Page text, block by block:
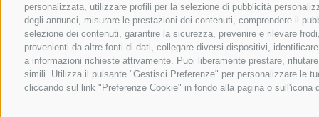
personalizzata, utilizzare profili per la selezione di pubblicità
degli annunci, misurare le prestazioni dei contenuti, comprendere il
selezione dei contenuti, garantire la sicurezza, prevenire e rilevare
provenienti da altre fonti di dati, collegare diversi dispositivi,
a informazioni richieste attivamente. Puoi liberamente prestare,
simili. Utilizza il pulsante "Gestisci Preferenze" per personalizzare le
cliccando sul link "Preferenze Cookie" in fondo alla pagina o
Val di Vizze
Val Racines
Val Ridanna
Val Giovo
Vacanza in famiglia
Città e cultura
Vacanza sci
Sci alpinismo
Sport invernali